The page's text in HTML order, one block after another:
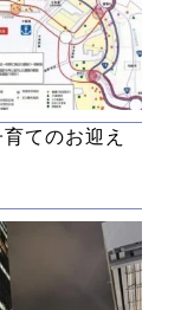
てのお迎え